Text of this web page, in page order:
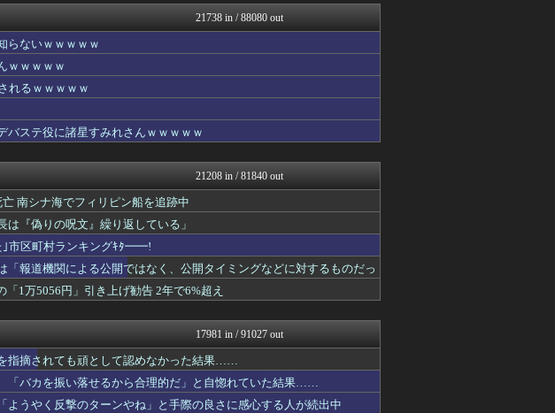
がーるずレポート - ガー...
ぎるご尊顔がこ...
不思議.net - 5ch...
草ｗｗｗ
ドvs執事にな...
アニメつぶやき速報‼︎
態にｗｗｗ【怖すぎ...
ニ、ネオジオミニ
川が歴史的渇水！
軍事・ミリタリー速報☆彡
状態に 「腫瘍でない...
がーるずレポート - ガー...
ｗwwww
バズッター速報
コノユビニュース｜みんなの...
ハロン棒ch
ント会社...
がーるずレポート - ガー...
もいいかもな」だとさ...
喪女リカ喪女ルカ┃鬼女・生...
て数ヶ月、常連とい...
人気ロボ作品にｗｗ
げぇ速
まとめCUP
理想ちゃんねる
ど損傷受け植物状態...
まとめ芸能＠美女画像まとめ...
ｗｗｗ
キスログ
スコールちゃんねる｜２ちゃ...
話題に
GOSSIP速報
トレンドの通り道
21738 in / 88080 out
らないｗｗｗｗｗ
ｗｗｗｗｗ
れるｗｗｗｗｗ
バステ役に諸星すみれさんｗｗｗｗｗ
21208 in / 81840 out
南シナ海でフィリピン船を追跡中
は『偽りの呪文』繰り返している」
｣市区町村ランキングｷﾀ━━!
報道機関による公開ではなく、公開タイミングなどに対するものだっ
「1万5056円」引き上げ勧告 2年で6%超え
17981 in / 91027 out
指摘されても頑として認めなかった結果……
「バカを振い落せるから合理的だ」と自惚れていた結果……
うやく反撃のターンやね」と手際の良さに感心する人が続出中